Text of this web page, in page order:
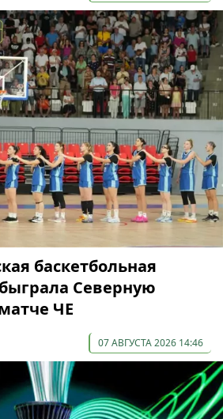
баскетбольная
Северную
ЧЕ
07 АВГУСТА 2026 14:46